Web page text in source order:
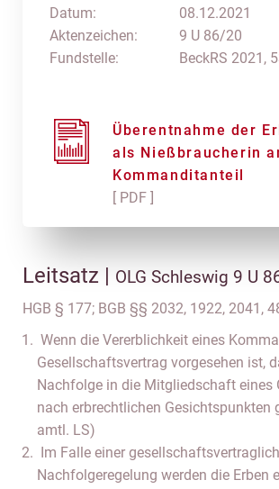
Datum:
Aktenzeichen:
Fundstelle:
08.12.2021
9 U 86/20
BeckRS 2021,
Überentnahme der
als Nießbraucherin
Kommanditanteil
[ PDF ]
Leitsatz | OLG Schleswig 9 U
HGB § 177; BGB §§ 2032, 1922, 2041,
Wenn die Vererblichkeit eines
Gesellschaftsvertrag vorgesehen ist,
Nachfolge in die Mitgliedschaft eines
nach erbrechtlichen Gesichtspunkten
amtl. LS)
Im Falle einer
Nachfolgeregelung werden die Erben